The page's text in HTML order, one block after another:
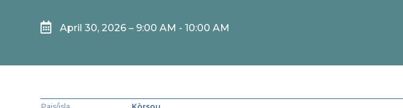
 April 30, 2026 – 9:00 AM - 10:00 AM